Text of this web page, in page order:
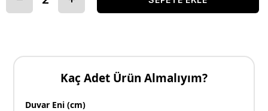
Kaç Adet Ürün Almalıyım?
Duvar Eni (cm)